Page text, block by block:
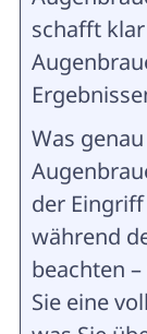
schafft
Was
der
während
beachten
Sie eine